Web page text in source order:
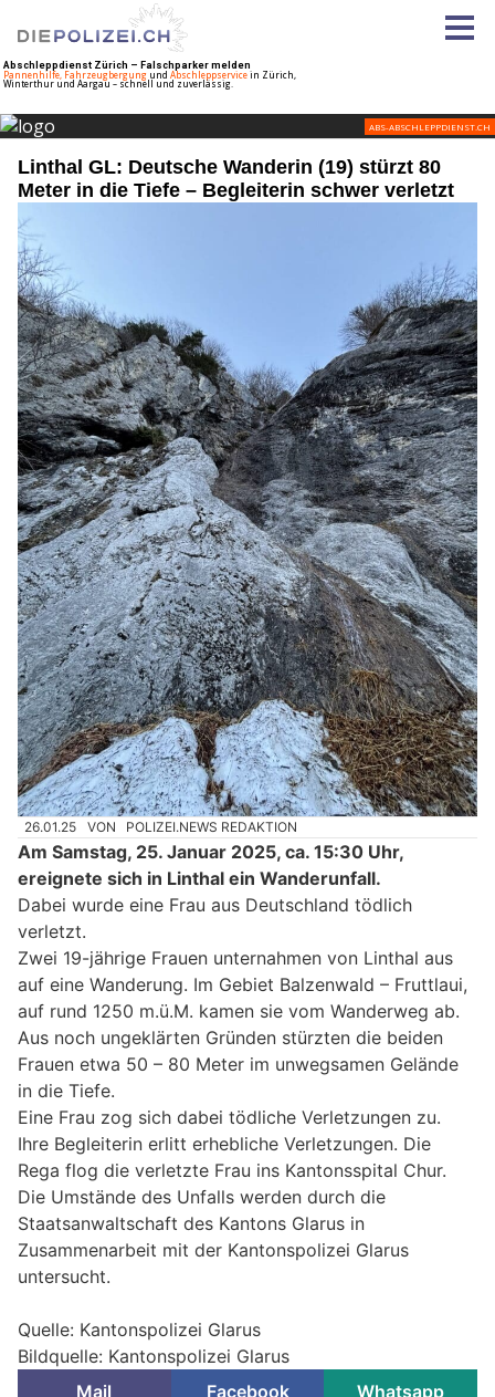
Linthal GL: Deutsche Wanderin (19) stürzt 80
Meter in die Tiefe – Begleiterin schwer verletzt
26.01.25 VON POLIZEI.NEWS REDAKTION
Am Samstag, 25. Januar 2025, ca. 15:30 Uhr,
ereignete sich in Linthal ein Wanderunfall.
Dabei wurde eine Frau aus Deutschland tödlich
verletzt.
Zwei 19-jährige Frauen unternahmen von Linthal aus
auf eine Wanderung. Im Gebiet Balzenwald – Fruttlaui,
auf rund 1250 m.ü.M. kamen sie vom Wanderweg ab.
Aus noch ungeklärten Gründen stürzten die beiden
Frauen etwa 50 – 80 Meter im unwegsamen Gelände
in die Tiefe.
Eine Frau zog sich dabei tödliche Verletzungen zu.
Ihre Begleiterin erlitt erhebliche Verletzungen. Die
Rega flog die verletzte Frau ins Kantonsspital Chur.
Die Umstände des Unfalls werden durch die
Staatsanwaltschaft des Kantons Glarus in
Zusammenarbeit mit der Kantonspolizei Glarus
untersucht.
Quelle: Kantonspolizei Glarus
Bildquelle: Kantonspolizei Glarus
Mail
Facebook Whatsapp